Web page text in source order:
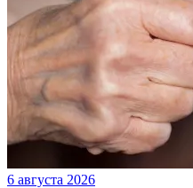
6 августа 2026